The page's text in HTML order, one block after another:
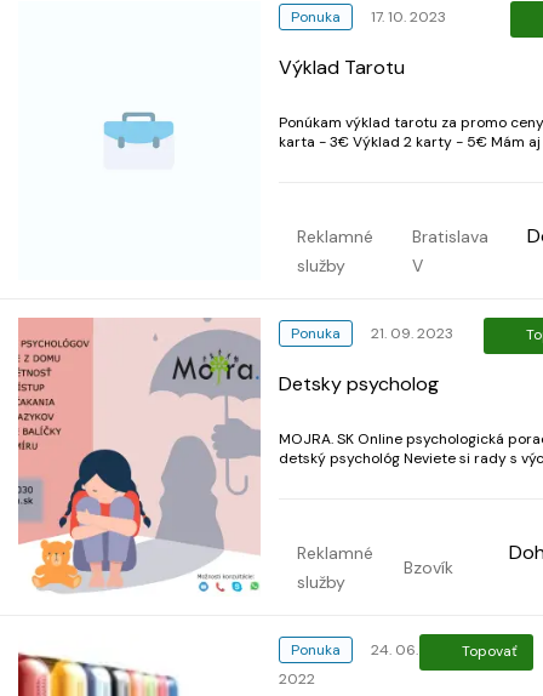
Ponuka 17. 10. 2023
Výklad Tarotu
Ponúkam výklad tarotu za promo
karta - 3€ Výklad 2 karty - 5€ Mám aj
Reklamné
služby
Bratislava
V
Ponuka 21. 09. 2023
Detsky psycholog
MOJRA. SK Online psychologická
detský psychológ Neviete si rady s
Reklamné
služby
Bzovík
Ponuka
24. 06.
2022
Topovať